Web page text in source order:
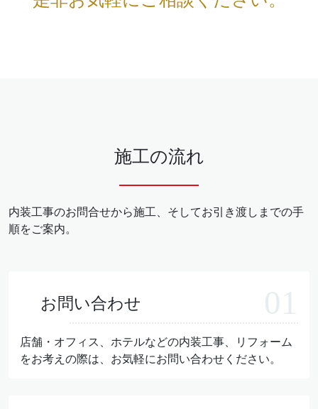
施工の流れ
内装工事のお問合せから施工、そしてお引き渡しまでの手
順をご案内。
お問い合わせ
店舗・オフィス、ホテルなどの内装工事、リフォーム
をお考えの際は、お気軽にお問い合わせください。